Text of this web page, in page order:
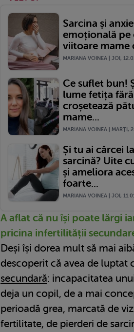
Sarcina și
emoțională pe
viitoare mame
MARIANA VOINEA | JOI,
Ce suflet bun!
lume fetița
croșetează
mame...
MARIANA VOINEA | MARŢI,
Și tu ai cârcei
sarcină? Uite
și ameliora
foarte...
MARIANA VOINEA | JOI,
A aflat că nu își poate lărgi
pricina infertilității
Deși își dorea mult să mai
descoperit că avea de luptat
secundară: incapacitatea
deja un copil, de a mai
perioadă grea, marcată de
fertilitate, de pierderi de